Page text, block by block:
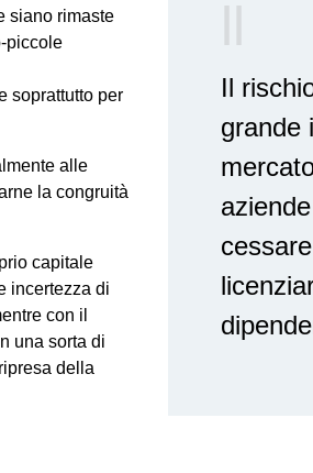
Il
grande
siano rimaste
piccole
soprattutto per
alle
la congruità
capitale
incertezza di
con il
una sorta di
della